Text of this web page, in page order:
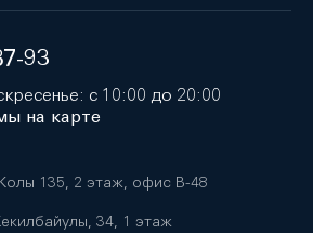
93
с 10:00 до 20:00
на карте
135, 2 этаж, офис B-48
34, 1 этаж